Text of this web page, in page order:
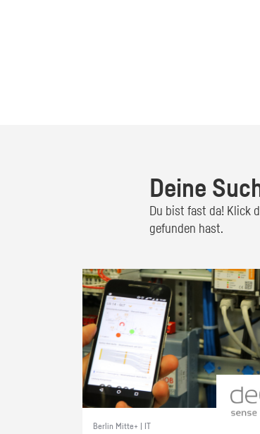
Deine
Du bist fast da! Klick
gefunden hast.
Berlin Mitte+ | IT